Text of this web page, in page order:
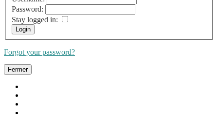
Password:
Stay logged in:
Forgot your password?
Fermer